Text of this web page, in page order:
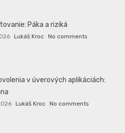
Páka a riziká
Lukáš Kroc No comments
v úverových aplikáciách:
Lukáš Kroc No comments